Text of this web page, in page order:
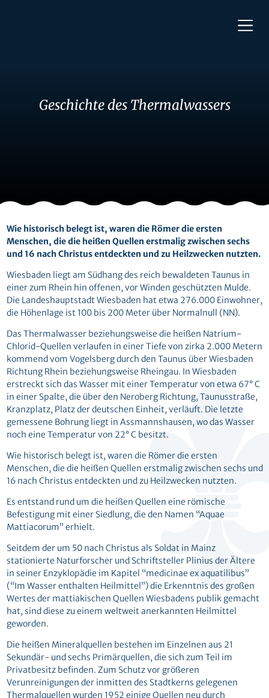
Geschichte des Thermalwassers
Wie historisch belegt ist, waren die Römer die ersten
Menschen, die die heißen Quellen erstmalig zwischen sechs
und 16 nach Christus entdeckten und zu Heilzwecken nutzten.
Wiesbaden liegt am Südhang des reich bewaldeten Taunus in
einer zum Rhein hin offenen, vor Winden geschützten Mulde.
Die Landeshauptstadt Wiesbaden hat etwa 276.000 Einwohner,
die Höhenlage ist 100 bis 200 Meter über Normalnull (NN).
Das Thermalwasser beziehungsweise die heißen Natrium-
Chlorid-Quellen verlaufen in einer Tiefe von zirka 2.000 Metern
kommend vom Vogelsberg durch den Taunus über Wiesbaden
Richtung Rhein beziehungsweise Rheingau. In Wiesbaden
erstreckt sich das Wasser mit einer Temperatur von etwa 67° C
in einer Spalte, die über den Neroberg Richtung, Taunusstraße,
Kranzplatz, Platz der deutschen Einheit, verläuft. Die letzte
gemessene Bohrung liegt in Assmannshausen, wo das Wasser
noch eine Temperatur von 22° C besitzt.
Wie historisch belegt ist, waren die Römer die ersten
Menschen, die die heißen Quellen erstmalig zwischen sechs und
16 nach Christus entdeckten und zu Heilzwecken nutzten.
Es entstand rund um die heißen Quellen eine römische
Befestigung mit einer Siedlung, die den Namen “Aquae
Mattiacorum” erhielt.
Seitdem der um 50 nach Christus als Soldat in Mainz
stationierte Naturforscher und Schriftsteller Plinius der Ältere
in seiner Enzyklopädie im Kapitel “medicinae ex aquatilibus”
(“Im Wasser enthalten Heilmittel”) die Erkenntnis des großen
Wertes der mattiakischen Quellen Wiesbadens publik gemacht
hat, sind diese zu einem weltweit anerkannten Heilmittel
geworden.
Die heißen Mineralquellen bestehen im Einzelnen aus 21
Sekundär- und sechs Primärquellen, die sich zum Teil im
Privatbesitz befinden. Zum Schutz vor größeren
Verunreinigungen der inmitten des Stadtkerns gelegenen
Thermalquellen wurden 1952 einige Quellen neu durch